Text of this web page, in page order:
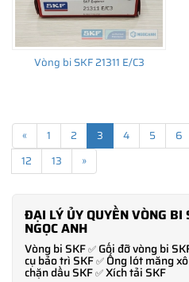
Vòng bi SKF 21311 E/C3
« 1 2 3 4 5 6
12
13 »
ĐẠI LÝ ỦY QUYỀN VÒNG BI
NGỌC ANH
Vòng bi SKF✅ Gối đỡ vòng bi
cụ bảo trì SKF✅ Ống lót măng
chặn dầu SKF✅Xích tải SKF